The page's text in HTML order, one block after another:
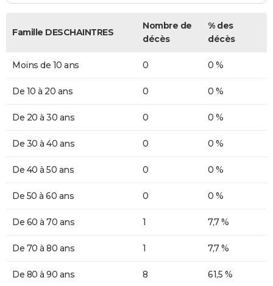
Famille DESCHAINTRES
Nombre de
décès
% des
décès
Moins de 10 ans 0 0 %
De 10 à 20 ans 0 0 %
De 20 à 30 ans 0 0 %
De 30 à 40 ans 0 0 %
De 40 à 50 ans 0 0 %
De 50 à 60 ans 0 0 %
De 60 à 70 ans 1 7,7 %
De 70 à 80 ans 1 7,7 %
De 80 à 90 ans 8 61,5 %